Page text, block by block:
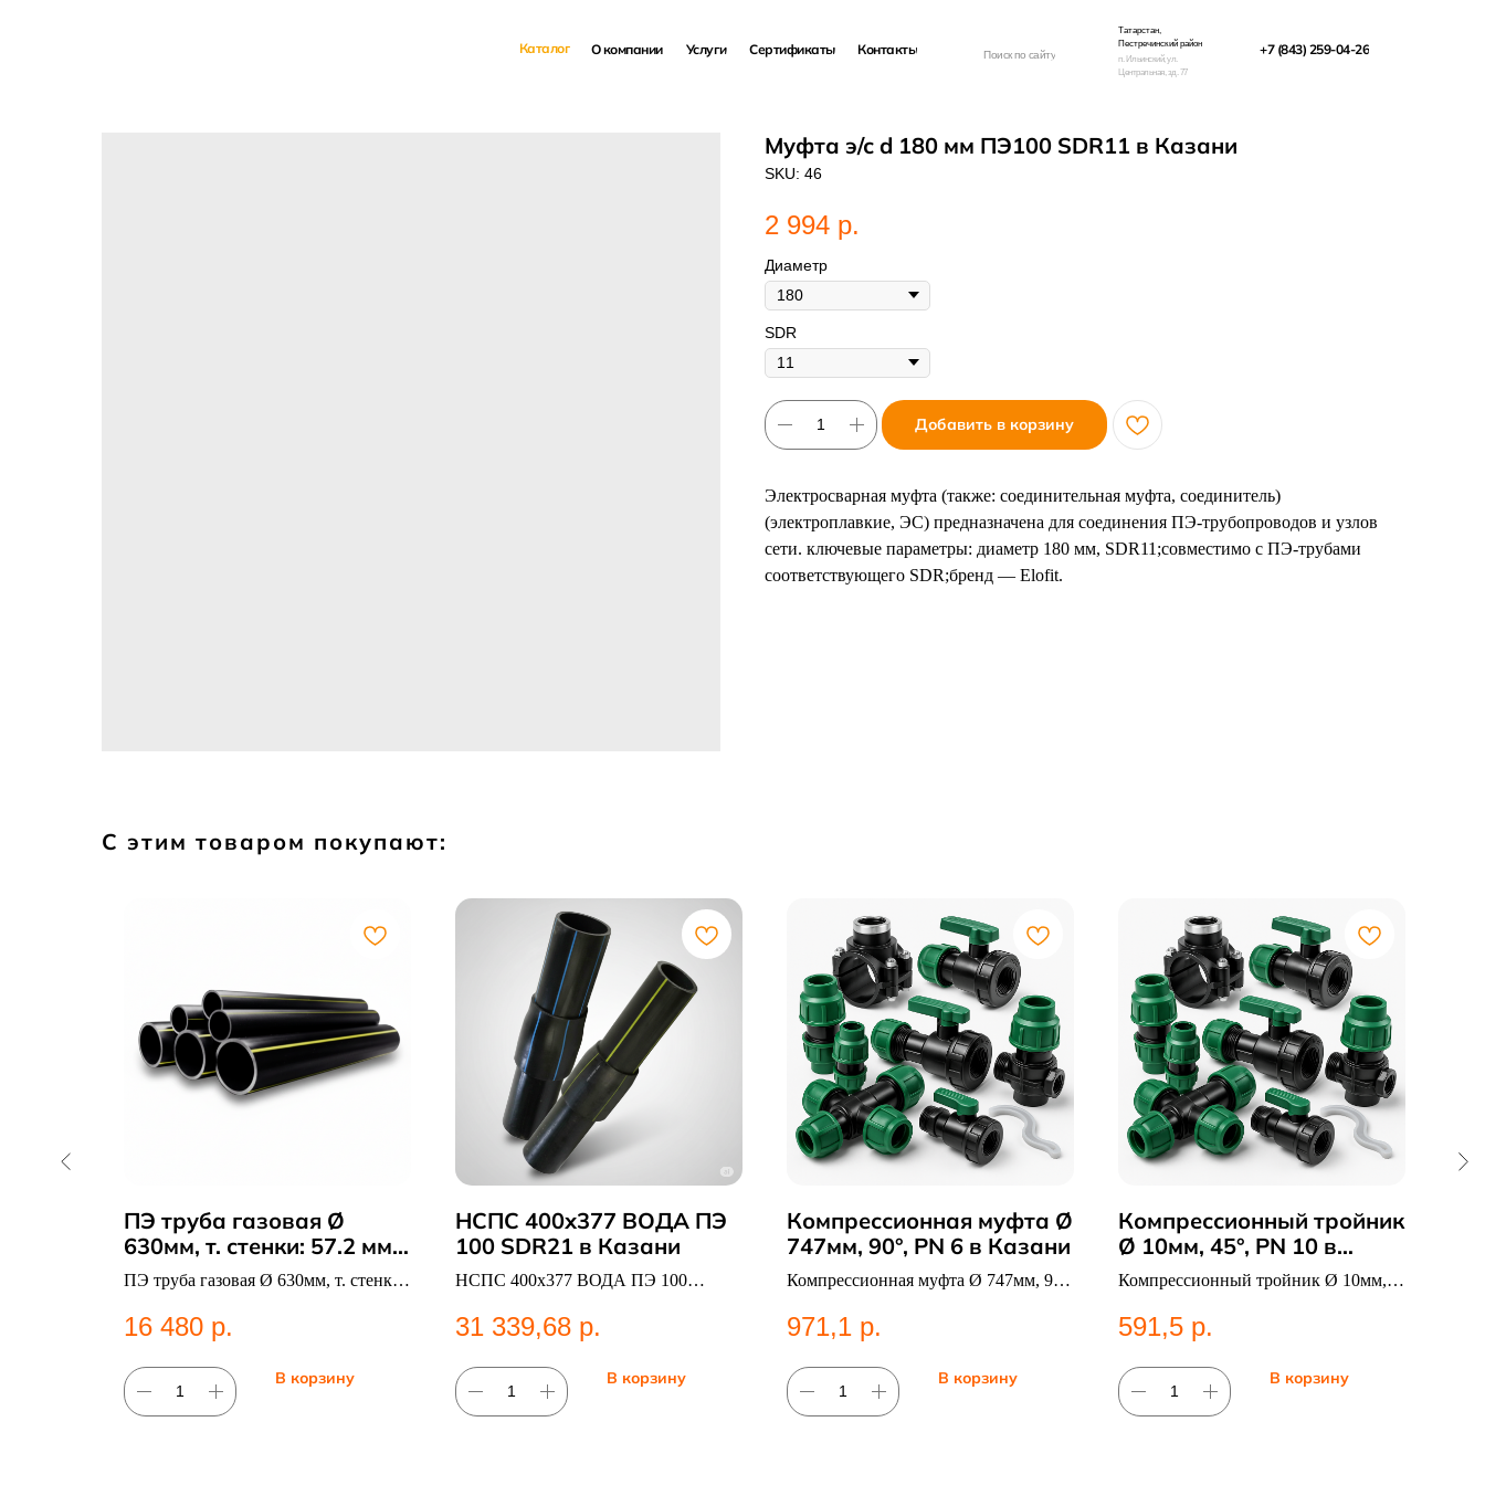
Поиск по сайту
Контакты
Сертификаты
Услуги +7 (843) 259-04-26
О компании
п. Ильинский, ул.
Центральная, зд. 77
Татарстан,
Пестречинский район
Каталог
Муфта э/с d 180 мм ПЭ100 SDR11 в Казани
SKU: 46
2 994 р.
Диаметр
SDR
Добавить в корзину
Электросварная муфта (также: соединительная муфта, соединитель)
(электроплавкие, ЭС) предназначена для соединения ПЭ-трубопроводов и узлов
сети. ключевые параметры: диаметр 180 мм, SDR11;совместимо с ПЭ-трубами
соответствующего SDR;бренд — Elofit.
С этим товаром покупают:
ПЭ труба газовая Ø
630мм, т. стенки: 57.2 мм,
вес 103 кг, SDR 11 в
Казани
ПЭ труба газовая Ø 630мм, т. стенки:
Полиэтиленовые
16 480 р.
В корзину
НСПС 400х377 ВОДА ПЭ
100 SDR21 в Казани
НСПС 400х377 ВОДА ПЭ 100
31 339,68 р.
В корзину
Компрессионная муфта Ø
747мм, 90°, PN 6 в Казани
Компрессионная муфта Ø 747мм, 90°,
фитинги;Муфты.
971,1 р.
В корзину
Компрессионный тройник
Ø 10мм, 45°, PN 10 в
Казани
Компрессионный тройник Ø 10мм,
Компрессионные фитинги;Тройники.
591,5 р.
В корзину